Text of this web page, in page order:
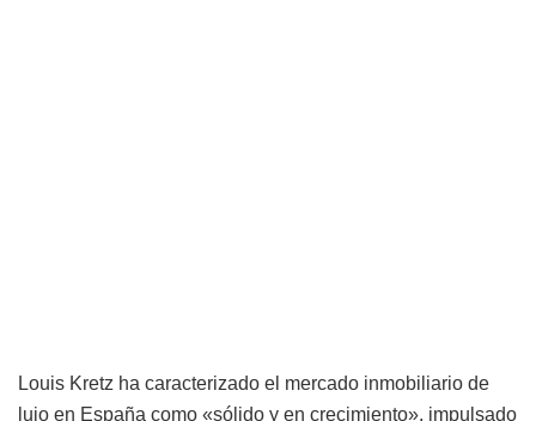
Louis Kretz ha caracterizado el mercado inmobiliario de
lujo en España como «sólido y en crecimiento», impulsado